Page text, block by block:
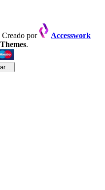
Creado por
Accesswork
.